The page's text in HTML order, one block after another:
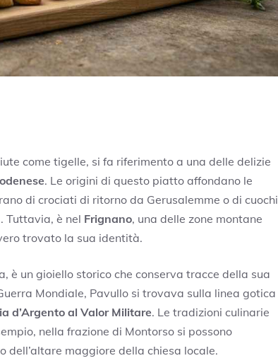
come tigelle, si fa riferimento a una delle delizie
. Le origini di questo piatto affondano le
di crociati di ritorno da Gerusalemme o di cuochi
Tuttavia, è nel Frignano, una delle zone montane
trovato la sua identità.
è un gioiello storico che conserva tracce della sua
Mondiale, Pavullo si trovava sulla linea gotica
d’Argento al Valor Militare. Le tradizioni culinarie
nella frazione di Montorso si possono
maggiore della chiesa locale.